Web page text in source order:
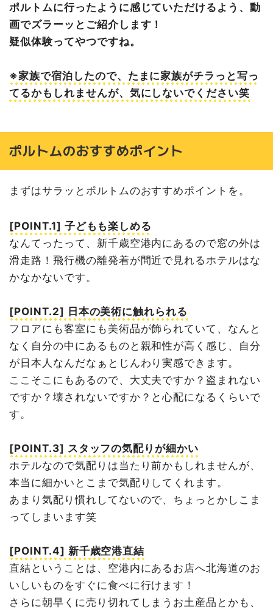
ポルトムに行ったように感じていただけるよう、動
画でズラーッとご紹介します！
疑似体験ってやつですね。
※家族で宿泊したので、たまに家族がチラっと写っ
てるかもしれませんが、気にしないでください笑
ポルトムのおすすめポイント
まずはサラッとポルトムのおすすめポイントを。
[POINT.1] 子どもも楽しめる
なんてったって、新千歳空港内にあるので窓の外は
滑走路！飛行機の離発着が間近で見れるホテルはな
かなかないです。
[POINT.2] 日本の美術に触れられる
フロアにも客室にも美術品が飾られていて、なんと
なく自分の中にあるものと親和性が高く感じ、自分
が日本人なんだなぁとじんわり実感できます。
ここそこにもあるので、大丈夫ですか？盗まれない
ですか？壊されないですか？と心配になるくらいで
す。
[POINT.3] スタッフの気配りが細かい
ホテルなので気配りは当たり前かもしれませんが、
本当に細かいとこまで気配りしてくれます。
あまり気配り慣れしてないので、ちょっとかしこま
ってしまいます笑
[POINT.4] 新千歳空港直結
直結ということは、空港内にあるお店へ北海道のお
いしいものをすぐに食べに行けます！
さらに朝早くに売り切れてしまうお土産品とかも、